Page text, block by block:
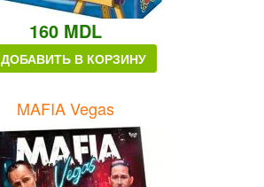
160 MDL
ДОБАВИТЬ В КОРЗИНУ
MAFIA Vegas